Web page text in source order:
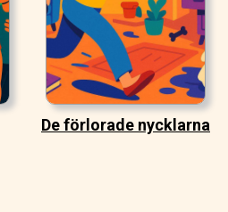
De förlorade nycklarna